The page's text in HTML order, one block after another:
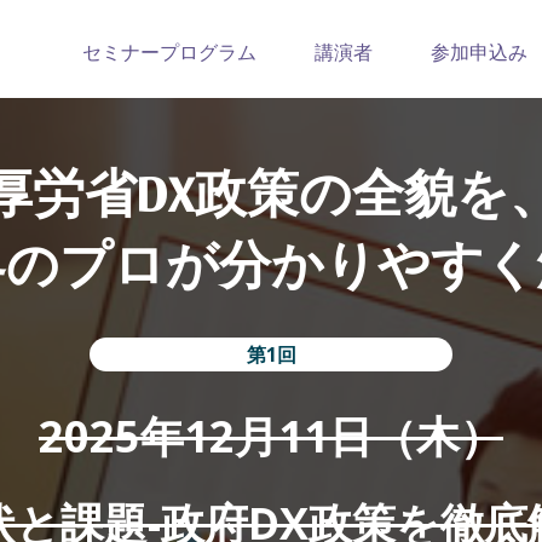
セミナープログラム 講演者 参加申込み
労省DX政策の全貌を
プロが分かりやす
第1回
2025年12月11日（木）
と課題-政府DX政策を徹底